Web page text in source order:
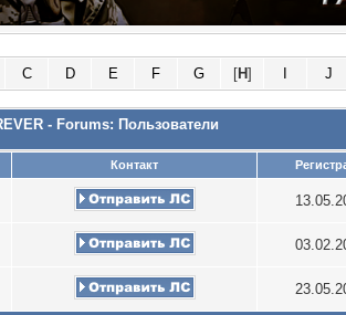
C D E F G [H] J
- Forums: Пользователи
Контакт